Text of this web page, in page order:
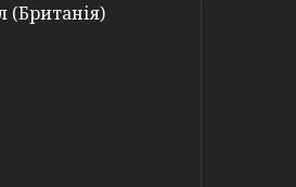
(Британія)